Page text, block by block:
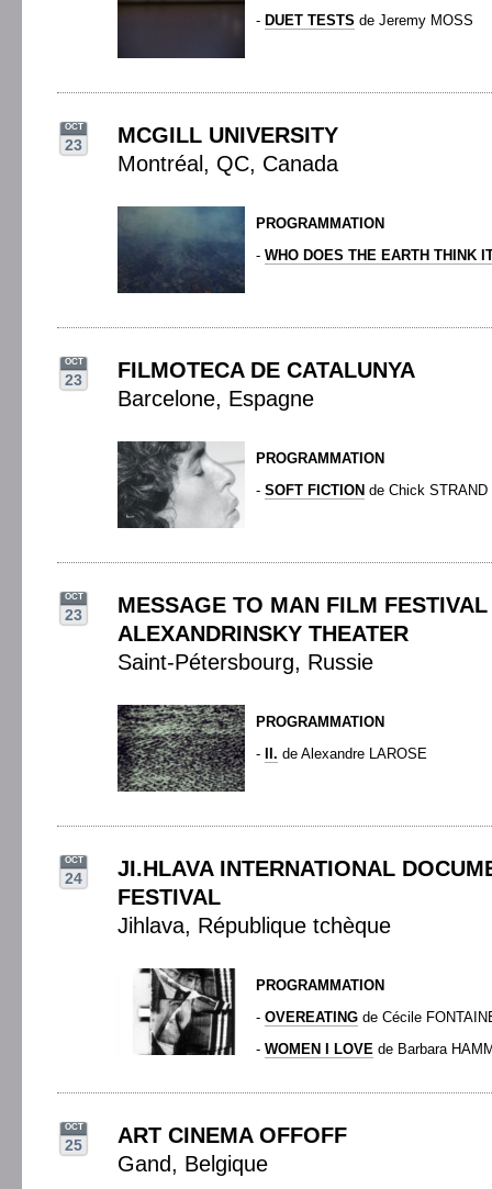
- DUET TESTS de Jeremy MOSS
OCT
23
MCGILL UNIVERSITY
Montréal, QC, Canada
PROGRAMMATION
- WHO DOES THE EARTH THINK
OCT
23
FILMOTECA DE CATALUNYA
Barcelone, Espagne
PROGRAMMATION
- SOFT FICTION de Chick STRAND
OCT
23
MESSAGE TO MAN FILM
ALEXANDRINSKY THEATER
Saint-Pétersbourg, Russie
PROGRAMMATION
-
II. de Alexandre LAROSE
OCT
24
JI.HLAVA INTERNATIONAL
FESTIVAL
Jihlava, République tchèque
PROGRAMMATION
- OVEREATING de Cécile
- WOMEN I LOVE de Barbara
OCT
25
ART CINEMA OFFOFF
Gand, Belgique